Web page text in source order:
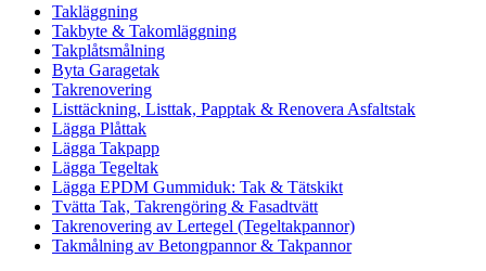
Takläggning
Takbyte & Takomläggning
Takplåtsmålning
Byta Garagetak
Takrenovering
Listtäckning, Listtak, Papptak & Renovera Asfaltstak
Lägga Plåttak
Lägga Takpapp
Lägga Tegeltak
Lägga EPDM Gummiduk: Tak & Tätskikt
Tvätta Tak, Takrengöring & Fasadtvätt
Takrenovering av Lertegel (Tegeltakpannor)
Takmålning av Betongpannor & Takpannor